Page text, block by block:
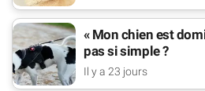
« Mon chien est
pas si simple ?
Il y a 23 jours